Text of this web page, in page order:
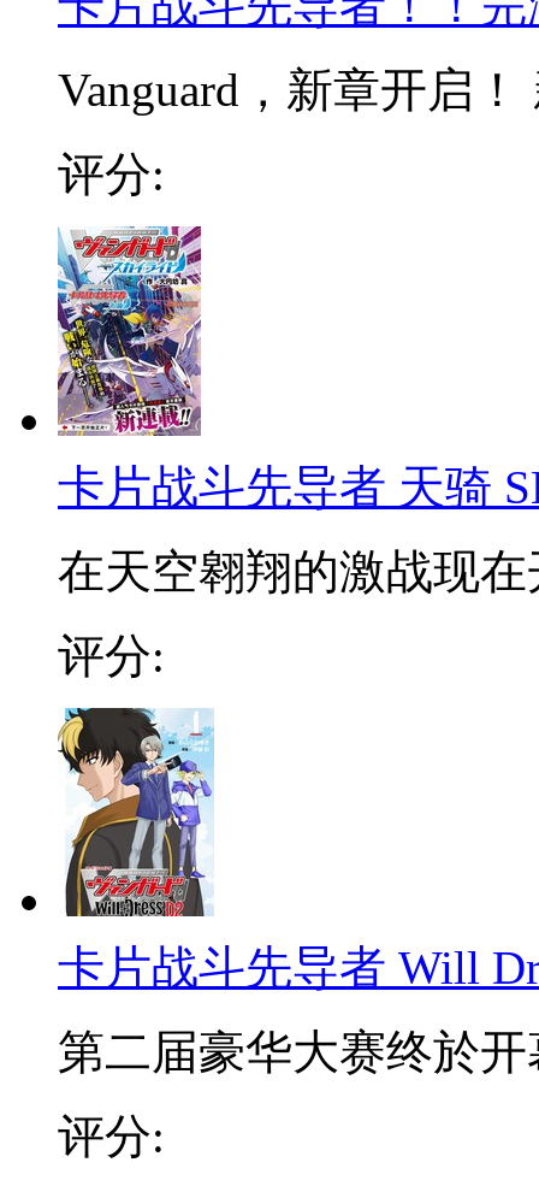
Vanguard，新章开启
评分:
卡片战斗先导者 天骑
在天空翱翔的激战现
评分:
卡片战斗先导者 Will
第二届豪华大赛终於
评分: